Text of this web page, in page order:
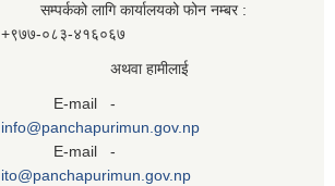
सम्पर्कको लागि कार्यालयको फोन नम्बर :
+९७७-०८३‍-४१६०६७
अथवा हामीलाई
E-mail -
info@panchapurimun.gov.np
E-mail -
ito@panchapurimun.gov.np